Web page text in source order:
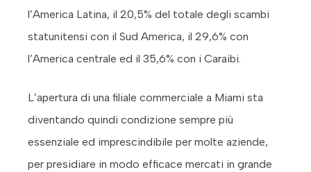
l’America Latina, il 20,5% del totale degli scambi
statunitensi con il Sud America, il 29,6% con
l’America centrale ed il 35,6% con i Caraibi.
L’apertura di una filiale commerciale a Miami sta
diventando quindi condizione sempre più
essenziale ed imprescindibile per molte aziende,
per presidiare in modo efficace mercati in grande